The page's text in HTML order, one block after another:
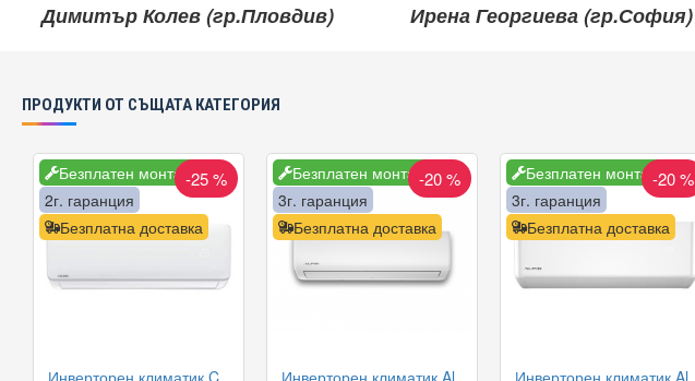
Димитър Колев (гр.Пловдив) Ирена Георгиева (гр.София)
ПРОДУКТИ ОТ СЪЩАТА КАТЕГОРИЯ
Безплатен монтаж
Безплатна доставка
2г. гаранция
-25 % Безплатен монтаж
Безплатна доставка
3г. гаранция
-20 % Безплатен монтаж
Безплатна доставка
3г. гаранция
-20 %